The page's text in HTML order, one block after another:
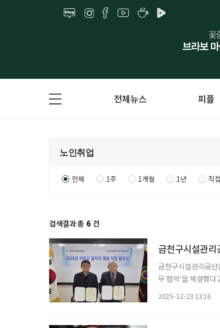
전체뉴스 피플
전체 1주 1개월 1년 직
검색결과 총 6 건
금천구시설관리
금천구시설관리공단
무 협약’을 체결했
2025-12-23 13:16